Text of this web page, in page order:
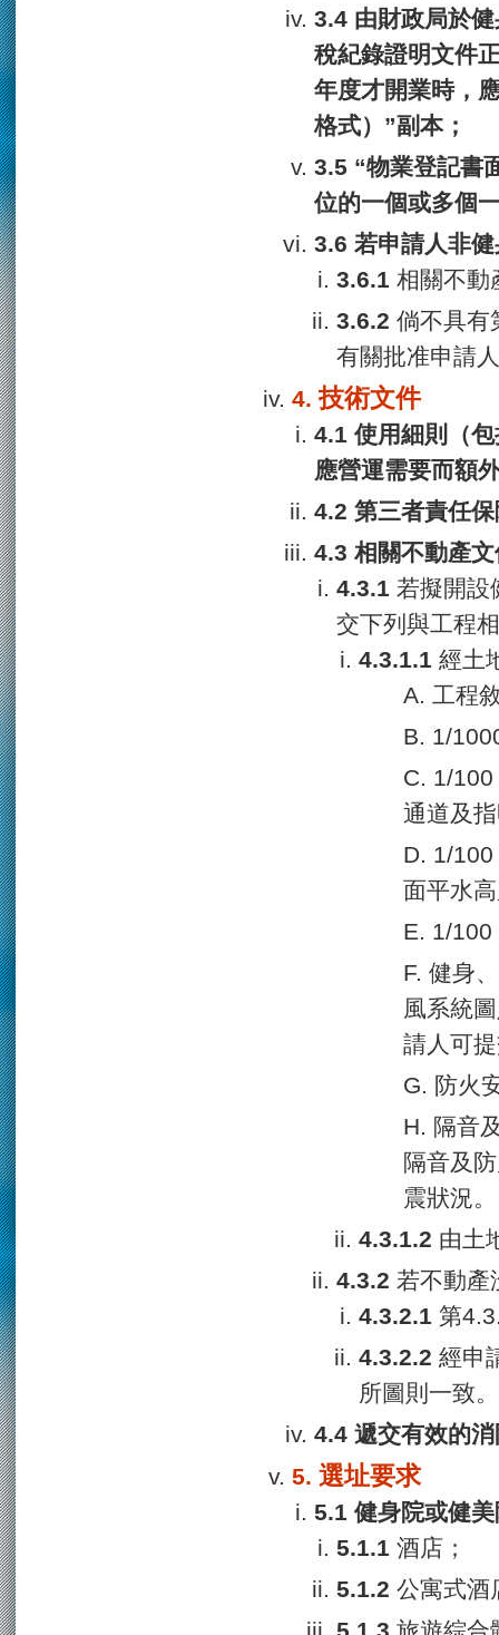
由財政局於
稅紀錄證明文件
年度才開業時，
格式）”副本；
“物業登記書
位的一個或多個
若申請人非
相關不動
倘不具有
有關批准申請
技術文件
使用細則（
應營運需要而額
第三者責任
相關不動產
若擬開設
交下列與工程
經土
A. 工程
B. 1/
C. 1/
通道及
D. 1/
面平水
E. 1/100
F. 健身
風系統
請人可
G. 防火
H. 隔音
隔音及
震狀況。
由土
若不動產
第
經申
所圖則一致。
遞交有效的
選址要求
健身院或健
酒店；
公寓式酒